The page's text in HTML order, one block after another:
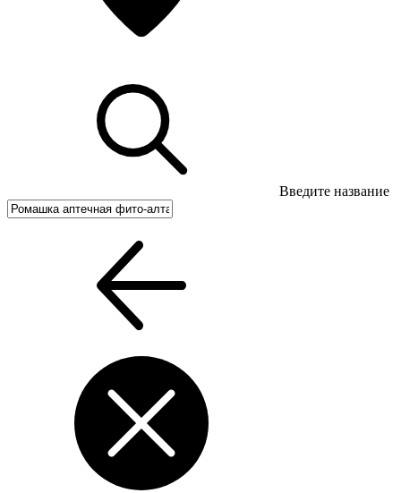
Введите название